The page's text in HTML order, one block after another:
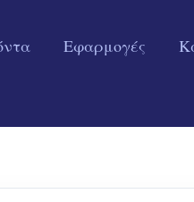
Εφαρμογές